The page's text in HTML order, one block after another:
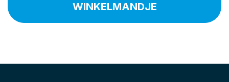
WINKELMANDJE